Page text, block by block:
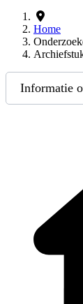
Home
Informatie